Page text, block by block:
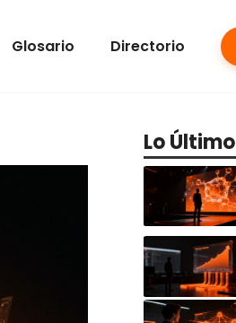
Glosario Directorio
Lo Último